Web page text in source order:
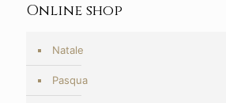
Online shop
Natale
Pasqua